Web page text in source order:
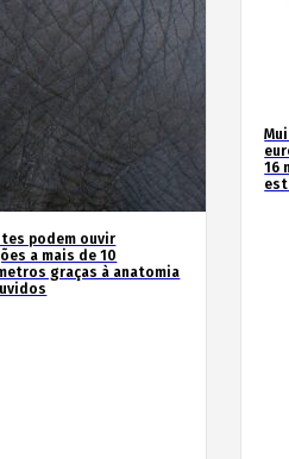
podem ouvir
a mais de 10
graças à anatomia
16